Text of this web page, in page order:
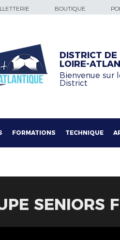
BOUTIQUE
DISTRICT
LOIRE-
Bienvenue sur
District
FORMATIONS TECHNIQUE
SENIORS